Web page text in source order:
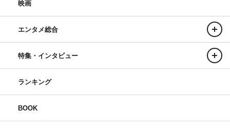
エグゼクティブプロデューサー：内山聖子（テレビ朝日）
プロデューサー：中込卓也（テレビ朝日）、後藤達哉（テ
レビ朝日）、山形亮介（角川大映スタジオ）、和田昂士
（角川大映スタジオ）
制作協力：角川大映スタジオ
制作：テレビ朝日
©テレビ朝日
映画
エンタメ総合
特集・インタビュー
ランキング
BOOK